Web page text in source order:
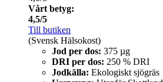
Vårt betyg:
4,5/5
Till butiken
(Svensk Hälsokost)
Jod per dos: 375 µg
DRI per dos: 250 % DRI
Jodkälla: Ekologiskt sjögräs